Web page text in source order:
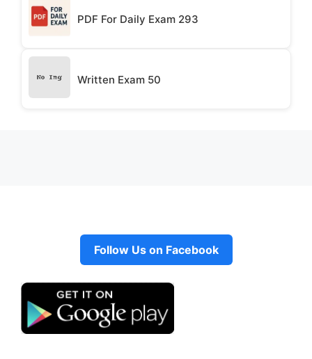
PDF For Daily Exam 293
Written Exam 50
Follow Us on Facebook